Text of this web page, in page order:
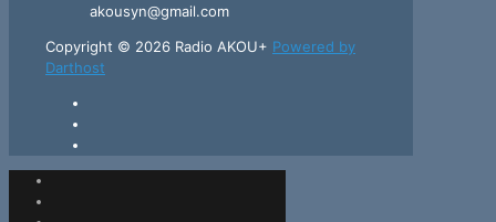
akousyn@gmail.com
Copyright © 2026 Radio AKOU+ Powered by
Darthost